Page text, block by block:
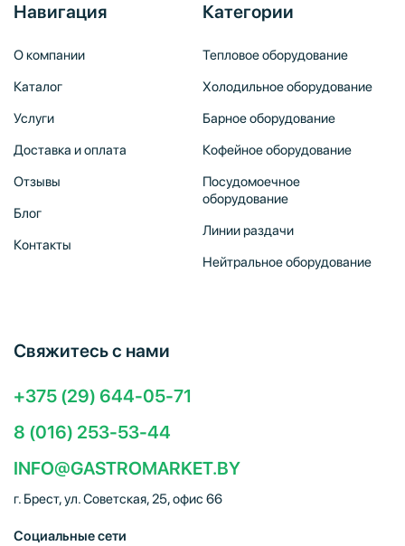
Навигация
О компании
Каталог
Услуги
Доставка и оплата
Отзывы
Блог
Контакты
Категории
Тепловое оборудование
Холодильное оборудование
Барное оборудование
Кофейное оборудование
Посудомоечное
оборудование
Линии раздачи
Нейтральное оборудование
Свяжитесь с нами
+375 (29) 644-05-71
8 (016) 253-53-44
INFO@GASTROMARKET.BY
г. Брест, ул. Советская, 25, офис 66
Социальные сети